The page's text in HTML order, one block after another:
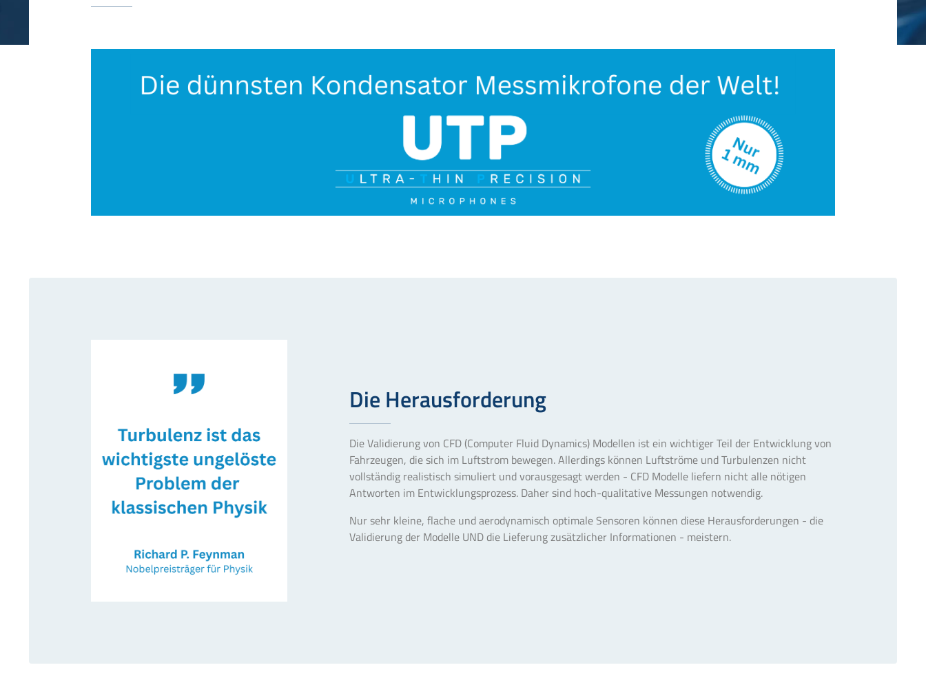
Die Herausforderung
Die Validierung von CFD (Computer Fluid Dynamics) Modellen ist ein wichtiger Teil der Entwicklung von
Fahrzeugen, die sich im Luftstrom bewegen. Allerdings können Luftströme und Turbulenzen nicht
vollständig realistisch simuliert und vorausgesagt werden - CFD Modelle liefern nicht alle nötigen
Antworten im Entwicklungsprozess. Daher sind hoch-qualitative Messungen notwendig.
Nur sehr kleine, flache und aerodynamisch optimale Sensoren können diese Herausforderungen - die
Validierung der Modelle UND die Lieferung zusätzlicher Informationen - meistern.